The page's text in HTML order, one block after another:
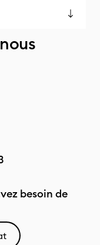
besoin de